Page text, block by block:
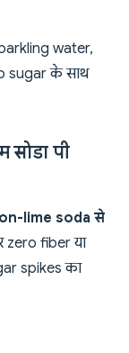
water,
sugar के साथ
सोडा पी
lime soda से
zero fiber या
spikes का